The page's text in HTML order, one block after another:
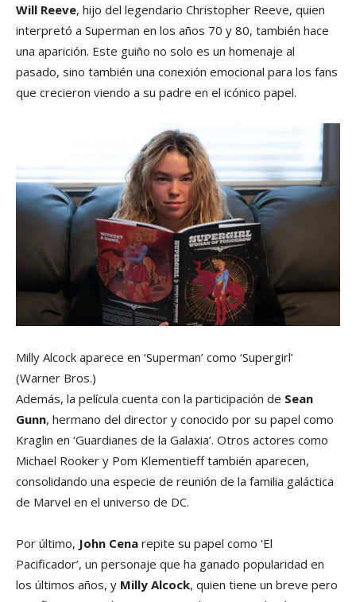
Will Reeve, hijo del legendario Christopher Reeve, quien
interpretó a Superman en los años 70 y 80, también hace
una aparición. Este guiño no solo es un homenaje al
pasado, sino también una conexión emocional para los fans
que crecieron viendo a su padre en el icónico papel.
Milly Alcock aparece en ‘Superman’ como ‘Supergirl’
(Warner Bros.)
Además, la película cuenta con la participación de Sean
Gunn, hermano del director y conocido por su papel como
Kraglin en ‘Guardianes de la Galaxia’. Otros actores como
Michael Rooker y Pom Klementieff también aparecen,
consolidando una especie de reunión de la familia galáctica
de Marvel en el universo de DC.
Por último, John Cena repite su papel como ‘El
Pacificador’, un personaje que ha ganado popularidad en
los últimos años, y Milly Alcock, quien tiene un breve pero